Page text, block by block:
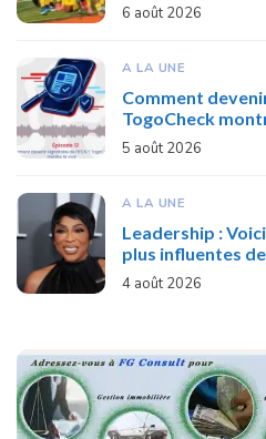
6 août 2026
A LA UNE
Comment
TogoCheck
5 août 2026
A LA UNE
Leadership :
plus influentes
4 août 2026